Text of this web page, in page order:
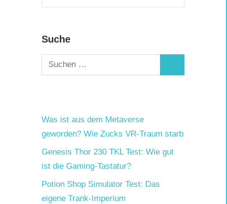
Suche
Suchen
nach:
Was ist aus dem Metaverse
geworden? Wie Zucks VR-Traum starb
Genesis Thor 230 TKL Test: Wie gut
ist die Gaming-Tastatur?
Potion Shop Simulator Test: Das
eigene Trank-Imperium